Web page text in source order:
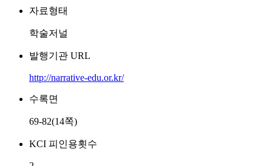
자료형태
학술저널
발행기관 URL
http://narrative-edu.or.kr/
수록면
69-82(14쪽)
KCI 피인용횟수